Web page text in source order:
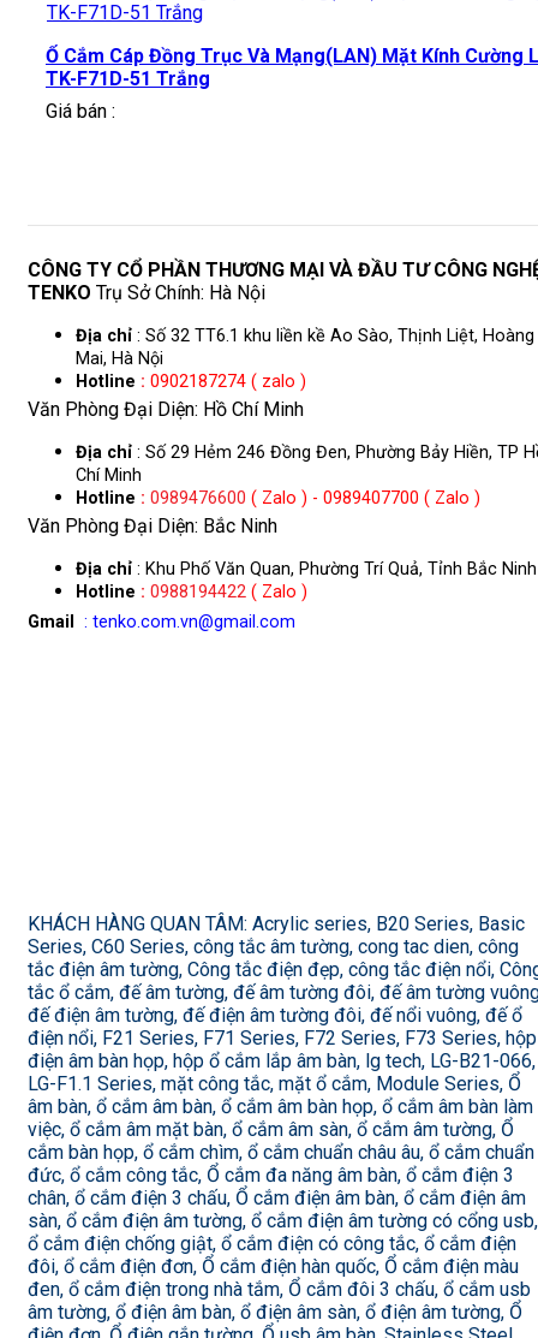
Ổ Cắm Cáp Đồng Trục Và Mạng(LAN) Mặt Kính Cường
TK-F71D-51 Trắng
Giá bán :
CÔNG TY CỔ PHẦN THƯƠNG MẠI VÀ ĐẦU TƯ CÔNG
TENKO Trụ Sở Chính: Hà Nội
Địa chỉ : Số 32 TT6.1 khu liền kề Ao Sào, Thịnh Liệt, Hoàng
Mai, Hà Nội
Hotline : 0902187274 ( zalo )
Văn Phòng Đại Diện: Hồ Chí Minh
Địa chỉ : Số 29 Hẻm 246 Đồng Đen, Phường Bảy Hiền, TP
Chí Minh
Hotline : 0989476600 ( Zalo ) - 0989407700 ( Zalo )
Văn Phòng Đại Diện: Bắc Ninh
Địa chỉ : Khu Phố Văn Quan, Phường Trí Quả, Tỉnh Bắc Ninh
Hotline : 0988194422 ( Zalo )
Gmail
: tenko.com.vn@gmail.com
KHÁCH HÀNG QUAN TÂM: Acrylic series, B20 Series, Basic
Series, C60 Series, công tắc âm tường, cong tac dien, công
tắc điện âm tường, Công tắc điện đẹp, công tắc điện nổi,
tắc ổ cắm, đế âm tường, đế âm tường đôi, đế âm tường
đế điện âm tường, đế điện âm tường đôi, đế nổi vuông, đế ổ
điện nổi, F21 Series, F71 Series, F72 Series, F73 Series, hộp
điện âm bàn họp, hộp ổ cắm lắp âm bàn, lg tech, LG-B21-066,
LG-F1.1 Series, mặt công tắc, mặt ổ cắm, Module Series, Ổ
âm bàn, ổ cắm âm bàn, ổ cắm âm bàn họp, ổ cắm âm bàn làm
việc, ổ cắm âm mặt bàn, ổ cắm âm sàn, ổ cắm âm tường, Ổ
cắm bàn họp, ổ cắm chìm, ổ cắm chuẩn châu âu, ổ cắm chuẩn
đức, ổ cắm công tắc, Ổ cắm đa năng âm bàn, ổ cắm điện 3
chân, ổ cắm điện 3 chấu, Ổ cắm điện âm bàn, ổ cắm điện âm
sàn, ổ cắm điện âm tường, ổ cắm điện âm tường có cổng usb,
ổ cắm điện chống giật, ổ cắm điện có công tắc, ổ cắm điện
đôi, ổ cắm điện đơn, Ổ cắm điện hàn quốc, Ổ cắm điện màu
đen, ổ cắm điện trong nhà tắm, Ổ cắm đôi 3 chấu, ổ cắm usb
âm tường, ổ điện âm bàn, ổ điện âm sàn, ổ điện âm tường, Ổ